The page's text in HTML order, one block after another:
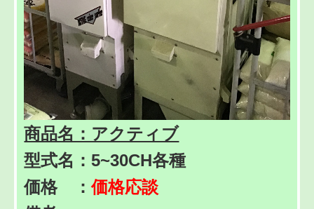
商品名：アクティブ
型式名：5~30CH各種
価格 ：価格応談